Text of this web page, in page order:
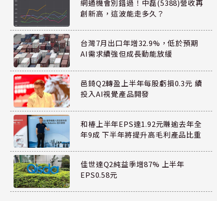
網通機會別錯過！中磊(5388)營收再
創新高，這波能走多久？
台灣7月出口年增32.9%，低於預期
AI需求續強但成長動能放緩
邑錡Q2轉盈上半年每股虧損0.3元 續
投入AI視覺產品開發
和椿上半年EPS達1.92元賺逾去年全
年9成 下半年將提升高毛利產品比重
佳世達Q2純益季增87% 上半年
EPS0.58元